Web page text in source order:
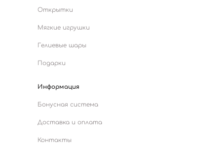
Открытки
Мягкие игрушки
Гелиевые шары
Подарки
Информация
Бонусная система
Доставка и оплата
Контакты